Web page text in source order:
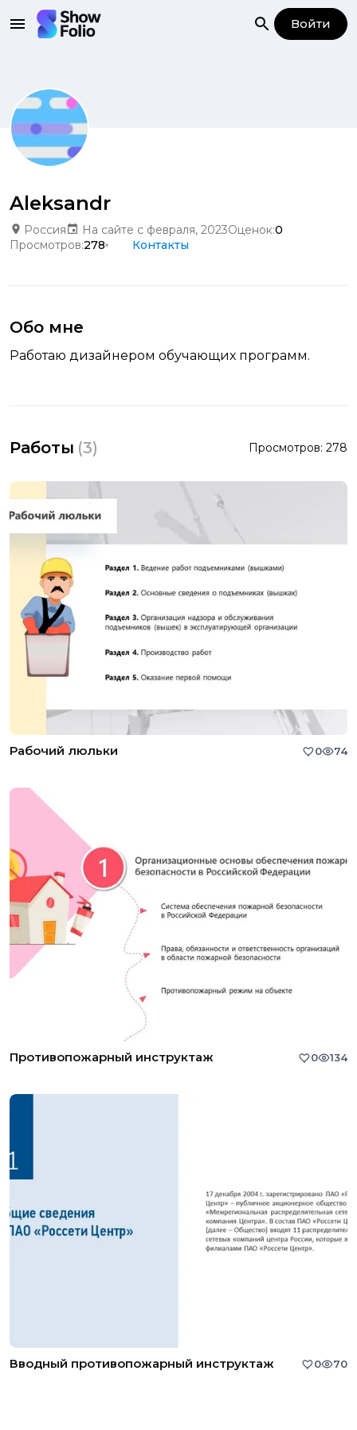
Войти
Aleksandr
Россия На сайте с февраля, 2023Оценок:0
Просмотров:278 Контакты
Обо мне
Работаю дизайнером обучающих программ.
Работы (3) Просмотров: 278
Рабочий люльки 0 74
Противопожарный инструктаж 0 134
Вводный противопожарный инструктаж 0 70